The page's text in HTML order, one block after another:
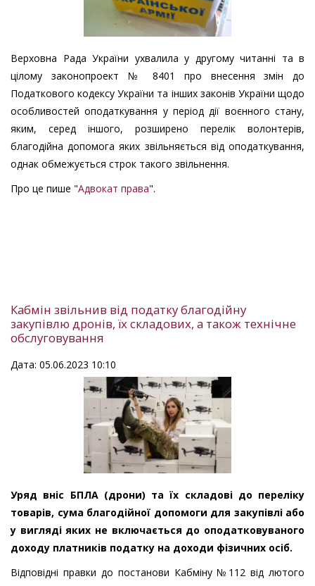
Верховна Рада України ухвалила у другому читанні та в
цілому законопроект № 8401 про внесення змін до
Податкового кодексу України та інших законів України щодо
особливостей оподаткування у період дії воєнного стану,
яким, серед іншого, розширено перелік волонтерів,
благодійна допомога яких звільняється від оподаткування,
однак обмежується строк такого звільнення.
Про це пише "Адвокат права".
Кабмін звільнив від податку благодійну
закупівлю дронів, їх складових, а також технічне
обслуговування
Дата: 05.06.2023 10:10
Уряд вніс БПЛА (дрони) та їх складові до переліку
товарів, сума благодійної допомоги для закупівлі або
у вигляді яких не включається до оподатковуваного
доходу платників податку на доходи фізичних осіб.
Відповідні правки до постанови Кабміну №112 від лютого